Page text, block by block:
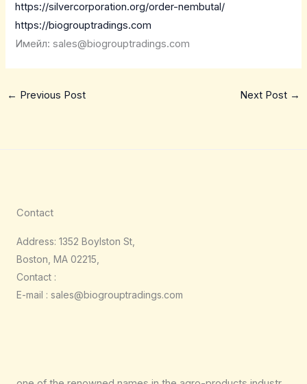
https://silvercorporation.org/order-nembutal/
https://biogrouptradings.com
Имейл: sales@biogrouptradings.com
← Previous Post Next Post →
Contact
Address: 1352 Boylston St,
Boston, MA 02215,
Contact :
E-mail : sales@biogrouptradings.com